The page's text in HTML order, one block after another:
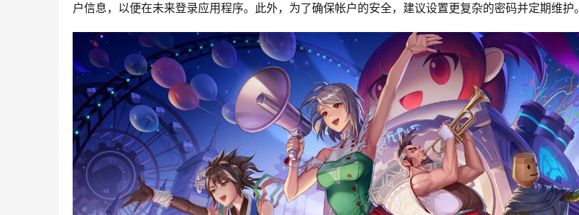
户信息，以便在未来登录应用程序。此外，为了确保帐户的安全，建议设置更复杂的密码并定期维护。